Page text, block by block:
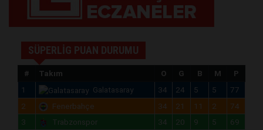
SÜPERLİG PUAN DURUMU
# Takım O G B M
P
1
Galatasaray 34 24 5 5
77
2
Fenerbahçe 34 21 11 2
74
3
Trabzonspor 34 20 9 5
69